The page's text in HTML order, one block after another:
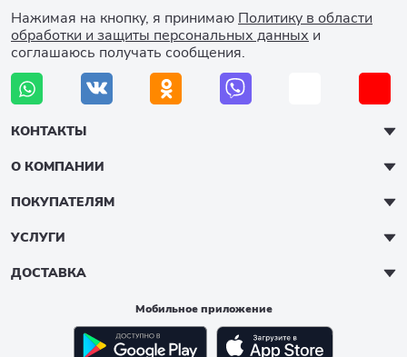
Нажимая на кнопку, я принимаю Политику в области
обработки и защиты персональных данных и
соглашаюсь получать сообщения.
КОНТАКТЫ
О КОМПАНИИ
ПОКУПАТЕЛЯМ
УСЛУГИ
ДОСТАВКА
Мобильное приложение